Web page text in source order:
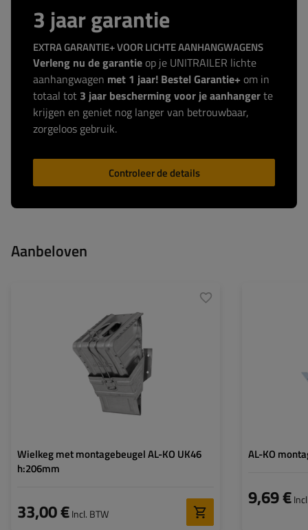
3 jaar garantie
EXTRA GARANTIE+ VOOR LICHTE AANHANGWAGENS
Verleng nu de garantie op je UNITRAILER lichte
aanhangwagen met 1 jaar! Bestel Garantie+ om in
totaal tot 3 jaar bescherming voor je aanhangerte
krijgen en geniet nog langer van betrouwbaar,
zorgeloos gebruik.
Controleer de details
Aanbeloven
Wielkeg met montagebeugel AL-KO UK46
h:206mm
33,00 €Incl. BTW
5000 kg
370 mm
206 mm
metaal
AL-KO
9,69 €